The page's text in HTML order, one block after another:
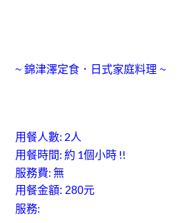
~ 錦津澤定食．日式家庭料理 ~
用餐人數: 2人
用餐時間: 約 1個小時 !!
服務費: 無
用餐金額: 280元
服務: